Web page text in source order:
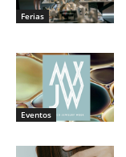
Ferias
Eventos